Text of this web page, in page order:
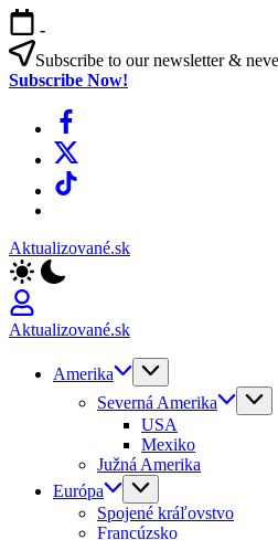
Skip
to
content
-
Subscribe to our newsletter &
Subscribe Now!
Facebook
X
TikTok
Aktualizované.sk
Aktualizované.sk
Amerika
Severná Amerika
USA
Mexiko
Južná Amerika
Európa
Spojené kráľovstvo
Francúzsko